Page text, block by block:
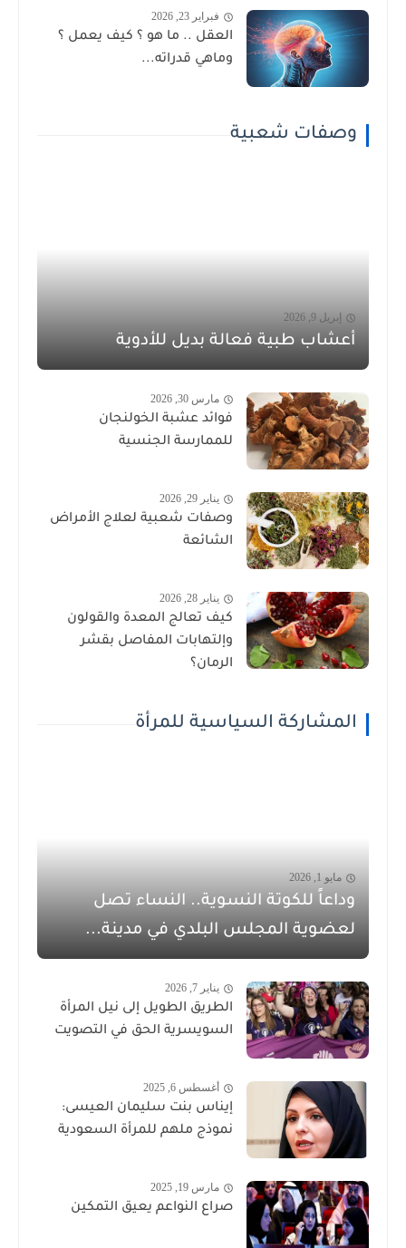
فبراير 23, 2026
العقل .. ما هو ؟ كيف يعمل ؟
وماهي قدراته...
وصفات شعبية
إبريل 9, 2026
أعشاب طبية فعالة بديل للأدوية
مارس 30, 2026
فوائد عشبة الخولنجان
للممارسة الجنسية
يناير 29, 2026
وصفات شعبية لعلاج الأمراض
الشائعة
يناير 28, 2026
كيف تعالج المعدة والقولون
وإلتهابات المفاصل بقشر
الرمان؟
المشاركة السياسية للمرأة
مايو 1, 2026
وداعاً للكوتة النسوية.. النساء تصل
لعضوية المجلس البلدي في مدينة...
يناير 7, 2026
الطريق الطويل إلى نيل المرأة
السويسرية الحق في التصويت
أغسطس 6, 2025
إيناس بنت سليمان العيسى:
نموذج ملهم للمرأة السعودية
مارس 19, 2025
صراع النواعم يعيق التمكين